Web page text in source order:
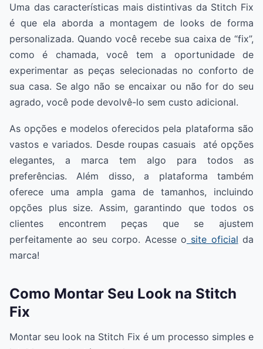
Uma das características mais distintivas da Stitch Fix
é que ela aborda a montagem de looks de forma
personalizada. Quando você recebe sua caixa de “fix”,
como é chamada, você tem a oportunidade de
experimentar as peças selecionadas no conforto de
sua casa. Se algo não se encaixar ou não for do seu
agrado, você pode devolvê-lo sem custo adicional.
As opções e modelos oferecidos pela plataforma são
vastos e variados. Desde roupas casuais até opções
elegantes, a marca tem algo para todos as
preferências. Além disso, a plataforma também
oferece uma ampla gama de tamanhos, incluindo
opções plus size. Assim, garantindo que todos os
clientes encontrem peças que se ajustem
perfeitamente ao seu corpo. Acesse o site oficial da
marca!
Como Montar Seu Look na Stitch
Fix
Montar seu look na Stitch Fix é um processo simples e